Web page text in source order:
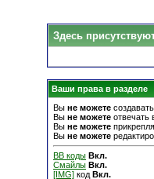
Здесь
Ваши права в разделе
Вы не можете
Вы не можете отвечать
Вы не можете
Вы не можете
BB коды Вкл.
Смайлы Вкл.
[IMG] код Вкл.